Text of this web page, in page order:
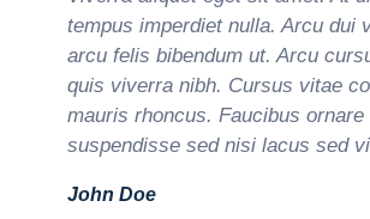
tempus imperdiet nulla. Arcu dui
arcu felis bibendum ut. Arcu
quis viverra nibh. Cursus vitae
mauris rhoncus. Faucibus ornare
suspendisse sed nisi lacus sed
John Doe